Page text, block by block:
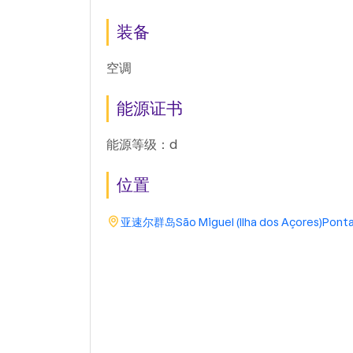
装备
空调
能源证书
能源等级：d
位置
亚速尔群岛São Miguel (Ilha dos Açores)